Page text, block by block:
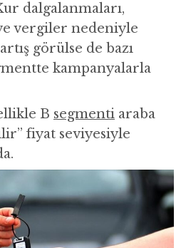
dalgalanmaları,
vergiler nedeniyle
görülse de bazı
kampanyalarla
B segmenti araba
fiyat seviyesiyle